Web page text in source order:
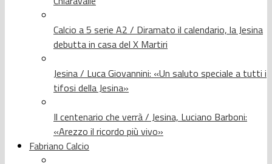
Calcio a 5 serie A2 / Diramato il calendario, la Jesina
debutta in casa del X Martiri
Jesina / Luca Giovannini: «Un saluto speciale a tutti i
tifosi della Jesina»
Il centenario che verrà / Jesina, Luciano Barboni:
«Arezzo il ricordo più vivo»
Fabriano Calcio